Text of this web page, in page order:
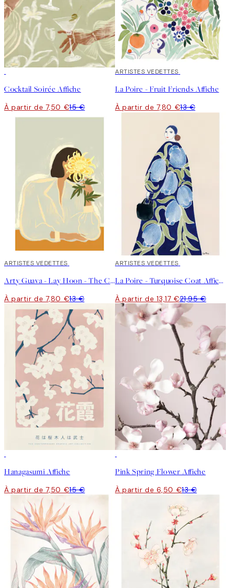
Cocktail Soirée Affiche
À partir de 7,50 €15 €
40%*
ARTISTES VEDETTES
La Poire - Fruit Friends Affiche
À partir de 7,80 €13 €
40%*
ARTISTES VEDETTES
Arty Guava - Lay Hoon - The Chrysanthemum Affiche
À partir de 7,80 €13 €
40%*
ARTISTES VEDETTES
La Poire - Turquoise Coat Affiche
À partir de 13,17 €21,95 €
Hanagasumi Affiche
À partir de 7,50 €15 €
Pink Spring Flower Affiche
À partir de 6,50 €13 €